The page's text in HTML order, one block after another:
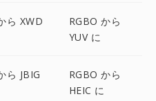
ら XWD
RGBO から
YUV に
ら JBIG
RGBO から
HEIC に